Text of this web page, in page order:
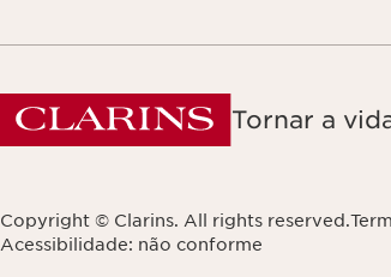
Tornar a
Copyright © Clarins. All rights reserved.
Acessibilidade: não conforme